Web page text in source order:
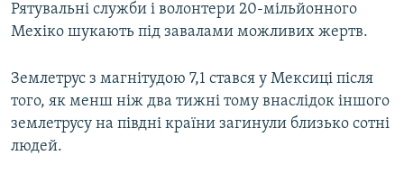
Рятувальні служби і волонтери 20-мільйонного
Мехіко шукають під завалами можливих жертв.
Землетрус з магнітудою 7,1 стався у Мексиці після
того, як менш ніж два тижні тому внаслідок іншого
землетрусу на півдні країни загинули близько сотні
людей.